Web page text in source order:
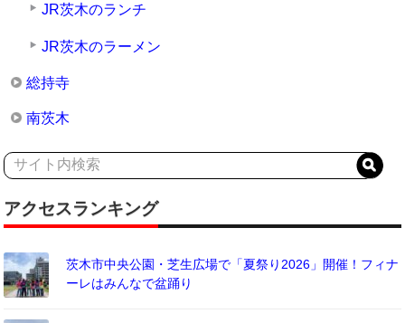
JR茨木のランチ
JR茨木のラーメン
総持寺
南茨木
アクセスランキング
茨木市中央公園・芝生広場で「夏祭り2026」開催！フィナ
ーレはみんなで盆踊り